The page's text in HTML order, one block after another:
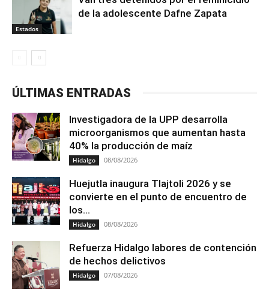
Estados
de la adolescente Dafne Zapata
ÚLTIMAS ENTRADAS
Investigadora de la UPP desarrolla
microorganismos que aumentan hasta
40% la producción de maíz
Hidalgo 08/08/2026
Huejutla inaugura Tlajtoli 2026 y se
convierte en el punto de encuentro de
los...
Hidalgo 08/08/2026
Refuerza Hidalgo labores de contención
de hechos delictivos
Hidalgo 07/08/2026